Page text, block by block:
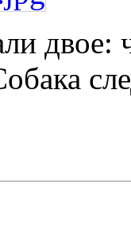
двое: